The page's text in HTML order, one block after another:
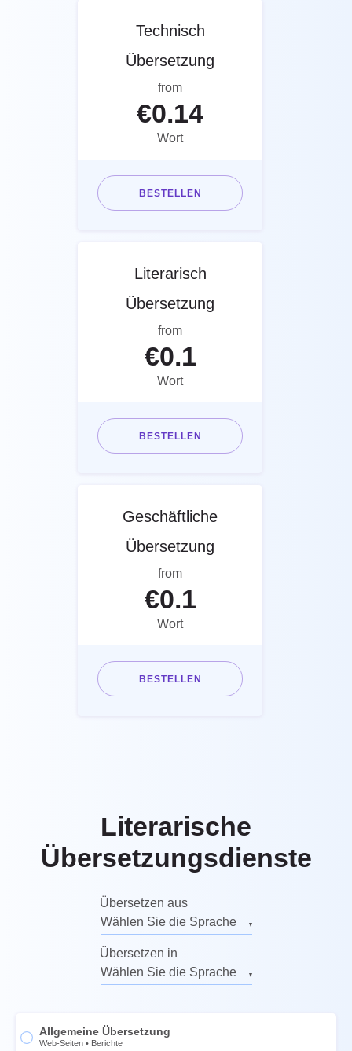
Technisch
Übersetzung
from
€0.14
Wort
BESTELLEN
Literarisch
Übersetzung
from
€0.1
Wort
BESTELLEN
Geschäftliche
Übersetzung
from
€0.1
Wort
BESTELLEN
Literarische
Übersetzungsdienste
Übersetzen aus
Wählen Sie die Sprache
Englisch
Russisch
Französisch
Übersetzen in
Wählen Sie die Sprache
Deutsch
Allgemeine Übersetzung
Web-Seiten • Berichte